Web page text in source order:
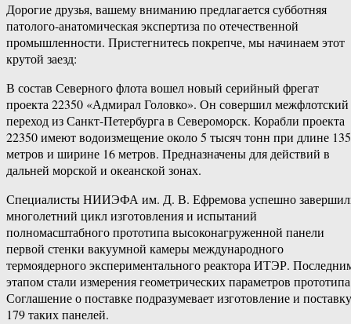
Дорогие друзья, вашему вниманию предлагается субботняя
патолого-анатомическая экспертиза по отечественной
промышленности. Пристегнитесь покрепче, мы начинаем этот
крутой заезд:
В состав Северного флота вошел новый серийный фрегат
проекта 22350 «Адмирал Головко». Он совершил межфлотский
переход из Санкт-Петербурга в Североморск. Корабли проекта
22350 имеют водоизмещение около 5 тысяч тонн при длине 135
метров и ширине 16 метров. Предназначены для действий в
дальней морской и океанской зонах.
Специалисты НИИЭФА им. Д. В. Ефремова успешно
многолетний цикл изготовления и испытаний
полномасштабного прототипа высоконагруженной панели
первой стенки вакуумной камеры международного
термоядерного экспериментального реактора ИТЭР.
этапом стали измерения геометрических параметров
Соглашение о поставке подразумевает изготовление и поставку
179 таких панелей.